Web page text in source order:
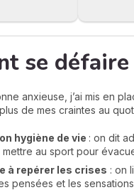
se
anxieuse, j’ai mis en
de mes craintes au
hygiène de vie : on dit
au sport pour
à repérer les crises : on
pensées et les